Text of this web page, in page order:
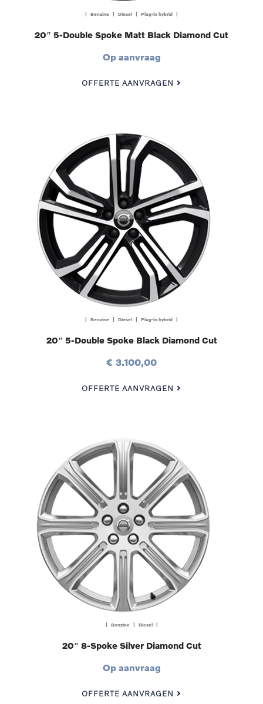
| Benzine | Diesel | Plug-in hybrid |
20″ 5-Double Spoke Matt Black Diamond Cut
Op aanvraag
OFFERTE AANVRAGEN
| Benzine | Diesel | Plug-in hybrid |
20″ 5-Double Spoke Black Diamond Cut
€ 3.100,00
OFFERTE AANVRAGEN
| Benzine | Diesel |
20″ 8-Spoke Silver Diamond Cut
Op aanvraag
OFFERTE AANVRAGEN